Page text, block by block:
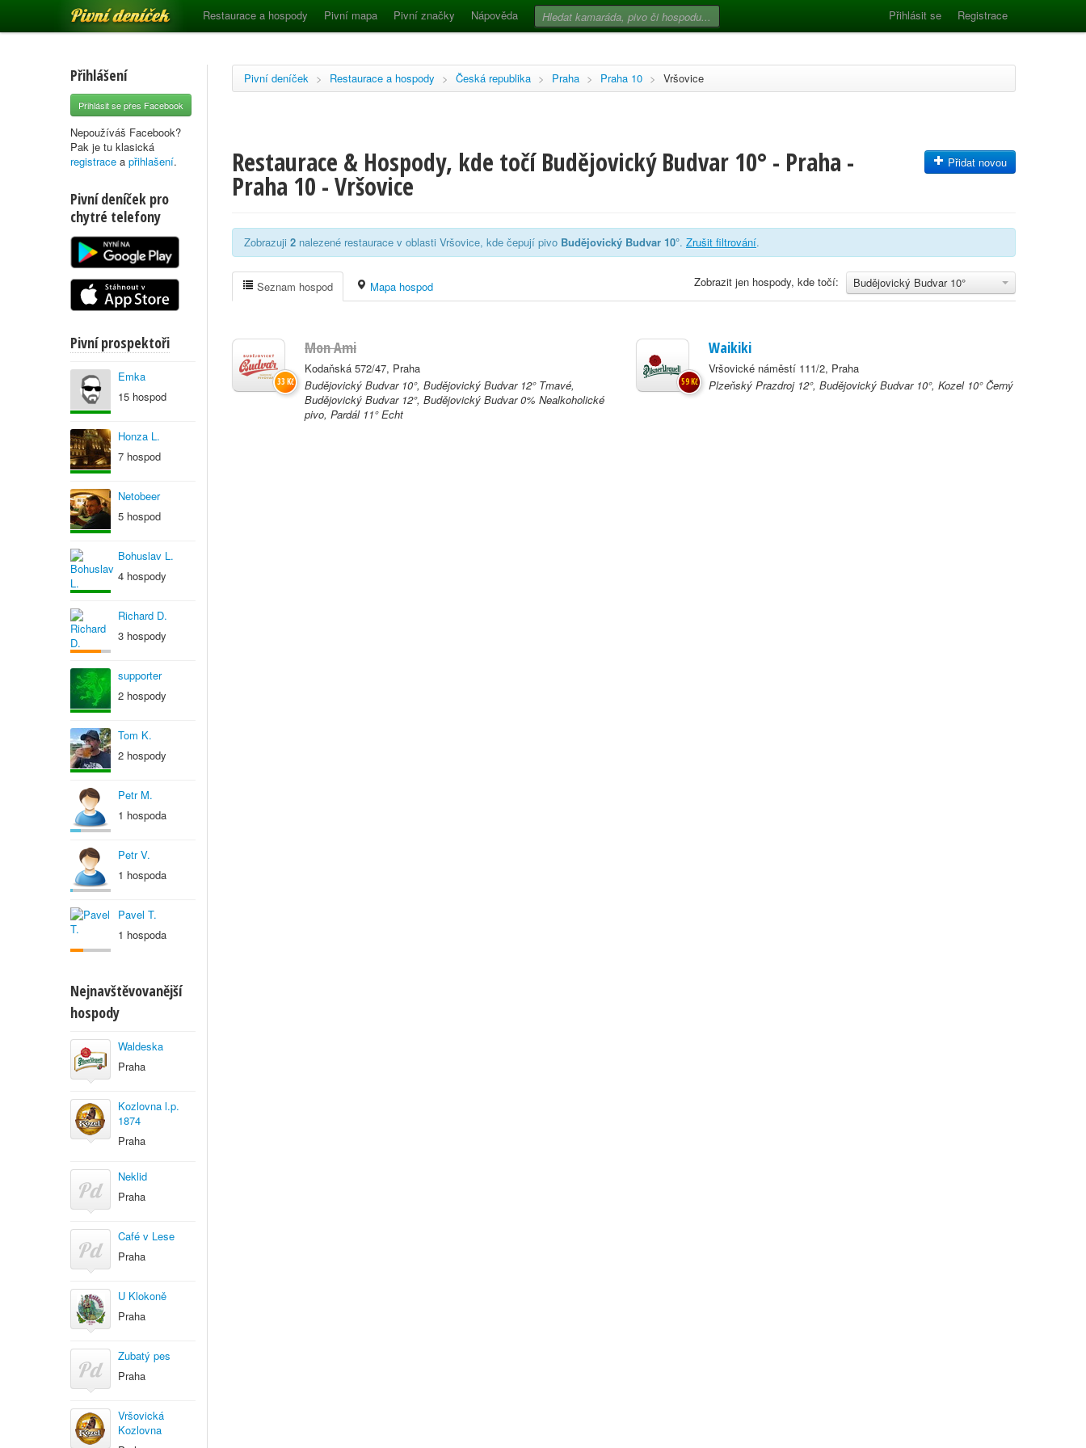
Pivní deníček Restaurace a hospody Pivní mapa Pivní značky Nápověda Přihlásit se Registrace
Přihlášení
Přihlásit se přes Facebook
Nepoužíváš Facebook?
Pak je tu klasická
registrace a přihlašení.
Pivní deníček pro
chytré telefony
Pivní prospektoři
Emka
15 hospod
Honza L.
7 hospod
Netobeer
5 hospod
Bohuslav L.
4 hospody
Richard D.
3 hospody
supporter
2 hospody
Tom K.
2 hospody
Petr M.
1 hospoda
Petr V.
1 hospoda
Pavel T.
1 hospoda
Nejnavštěvovanější
hospody
Waldeska
Praha
Kozlovna l.p.
1874
Praha
Neklid
Praha
Café v Lese
Praha
U Klokoně
Praha
Zubatý pes
Praha
Vršovická
Kozlovna
Pivní deníček > Restaurace a hospody > Česká republika > Praha > Praha 10 > Vršovice
Restaurace & Hospody, kde točí Budějovický Budvar 10° - Praha -
Praha 10 - Vršovice
Přidat novou
Zobrazuji 2 nalezené restaurace v oblasti Vršovice, kde čepují pivo Budějovický Budvar 10°. Zrušit filtrování.
Budějovický Budvar 10°
Zobrazit jen hospody, kde točí:
Seznam hospod Mapa hospod
Mon Ami
Kodaňská 572/47, Praha
Budějovický Budvar 10°, Budějovický Budvar 12° Tmavé,
Budějovický Budvar 12°, Budějovický Budvar 0% Nealkoholické
pivo, Pardál 11° Echt
33 Kč
Waikiki
Vršovické náměstí 111/2, Praha
Plzeňský Prazdroj 12°, Budějovický Budvar 10°, Kozel 10° Černý
59 Kč